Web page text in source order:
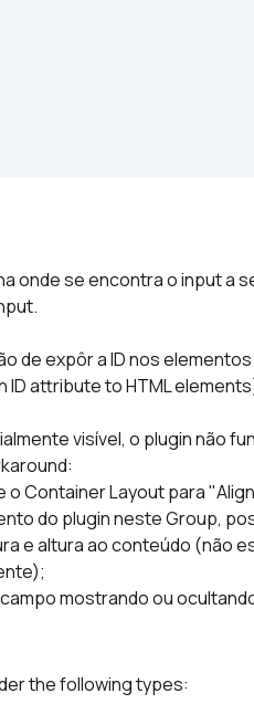
onde se encontra o input a
de expôr a ID nos
ID attribute to HTML
visível, o plugin não
o Container Layout para
do plugin neste Group,
e altura ao conteúdo (não
mostrando ou
the following types: